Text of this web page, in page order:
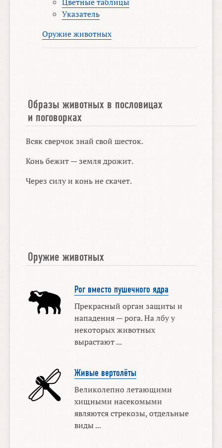
Указатель
Оружие животных
Образы животных в пословицах
и поговорках
Всяк сверчок знай свой шесток.
Конь бежит — земля дрожит.
Через силу и конь не скачет.
Оружие животных
Рог вместо пушечного ядра
Прекрасный орган защиты и
нападения — рога. На лбу у
некоторых животных
вырастают ...
Живые вертолёты
Великолепно летающими
хищными насекомыми
являются стрекозы, отдельные
виды ...